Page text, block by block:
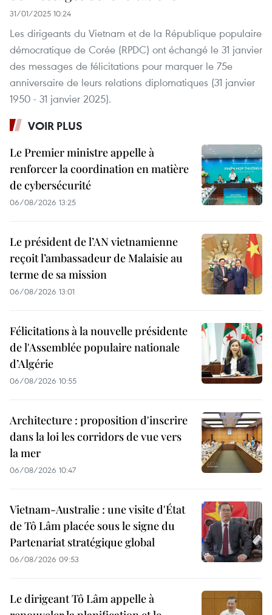
31/01/2025 10:24
Les dirigeants du Vietnam et de la République populaire
démocratique de Corée (RPDC) ont échangé le 31 janvier
des messages de félicitations pour marquer le 75e
anniversaire de leurs relations diplomatiques (31 janvier
1950 - 31 janvier 2025).
VOIR PLUS
Le Premier ministre appelle à
renforcer la coordination en matière
de cybersécurité
06/08/2026 13:25
Le président de l’AN vietnamienne
reçoit l’ambassadeur de Malaisie au
terme de sa mission
06/08/2026 13:01
Félicitations à la nouvelle présidente
de l'Assemblée populaire nationale
d’Algérie
06/08/2026 10:55
Architecture : proposition d'inscrire
dans la loi les corridors de vue vers
la mer
06/08/2026 10:47
Vietnam-Australie : une visite d'État
de Tô Lâm placée sous le signe du
Partenariat stratégique global
06/08/2026 09:53
Le dirigeant Tô Lâm appelle à